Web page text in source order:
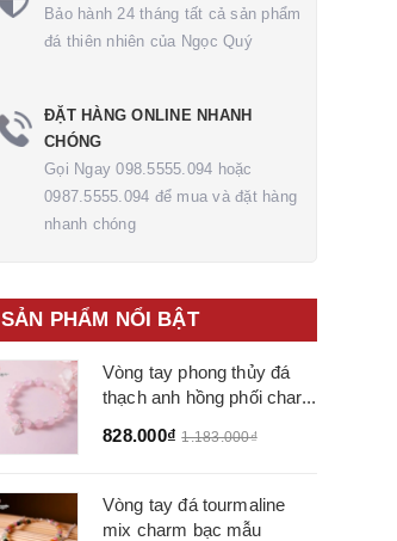
Bảo hành 24 tháng tất cả sản phẩm
đá thiên nhiên của Ngọc Quý
ĐẶT HÀNG ONLINE NHANH
CHÓNG
Gọi Ngay 098.5555.094 hoặc
0987.5555.094 để mua và đặt hàng
nhanh chóng
SẢN PHẨM NỔI BẬT
Vòng tay phong thủy đá
thạch anh hồng phối char...
828.000₫ 1.183.000₫
Vòng tay đá tourmaline
mix charm bạc mẫu